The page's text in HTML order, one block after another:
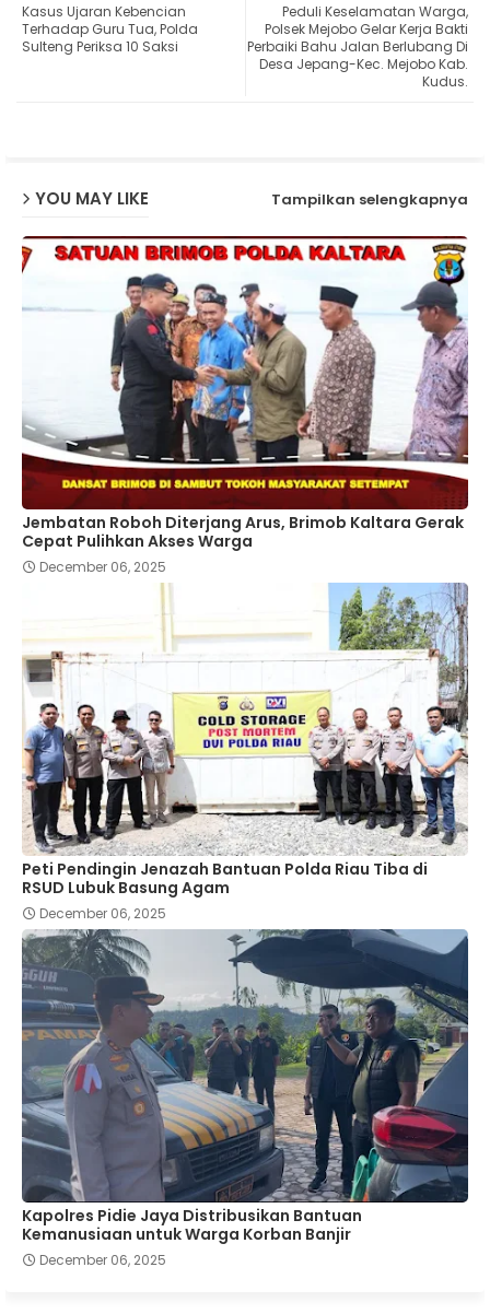
ats
ap
Peduli Keselamatan Warga,
Polsek Mejobo Gelar Kerja Bakti
Perbaiki Bahu Jalan Berlubang Di
Desa Jepang-Kec. Mejobo Kab.
Kudus.
Kasus Ujaran Kebencian
Terhadap Guru Tua, Polda
Sulteng Periksa 10 Saksi
YOU MAY LIKE Tampilkan selengkapnya
Jembatan Roboh Diterjang Arus, Brimob Kaltara Gerak
Cepat Pulihkan Akses Warga
December 06, 2025
Peti Pendingin Jenazah Bantuan Polda Riau Tiba di
RSUD Lubuk Basung Agam
December 06, 2025
Kapolres Pidie Jaya Distribusikan Bantuan
Kemanusiaan untuk Warga Korban Banjir
December 06, 2025